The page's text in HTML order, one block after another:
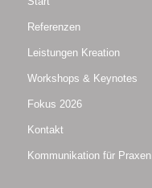
Referenzen
Leistungen Kreation
Workshops & Keynotes
Fokus 2026
Kontakt
Kommunikation für Praxen